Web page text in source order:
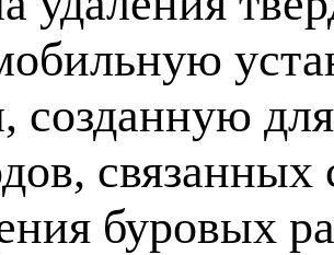
созданную
буровых